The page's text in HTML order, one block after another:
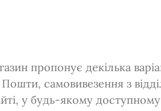
пропонує декілька
Пошти, самовивезення з
у будь-якому